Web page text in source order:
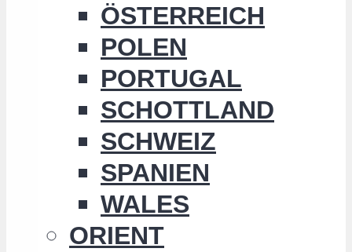
ÖSTERREICH
POLEN
PORTUGAL
SCHOTTLAND
SCHWEIZ
SPANIEN
WALES
ORIENT